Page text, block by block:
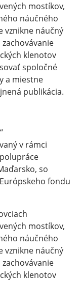
mostíkov,
náučného
vznikne náučný
klenotov
spoločné
a miestne
publikácia.
v rámci
so
fondu
mostíkov,
náučného
vznikne náučný
klenotov